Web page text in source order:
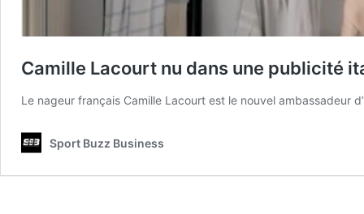
Camille Lacourt nu dans une publicité
Le nageur français Camille Lacourt est le nouvel ambassadeur
Sport Buzz Business